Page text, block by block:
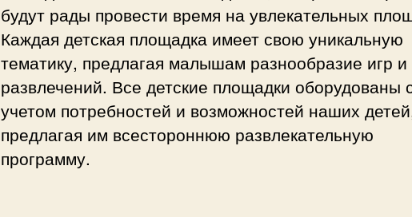
будут рады провести время на увлекательных
Каждая детская площадка имеет свою уникальную
тематику, предлагая малышам разнообразие игр и
развлечений. Все детские площадки оборудованы
учетом потребностей и возможностей наших
предлагая им всестороннюю развлекательную
программу.